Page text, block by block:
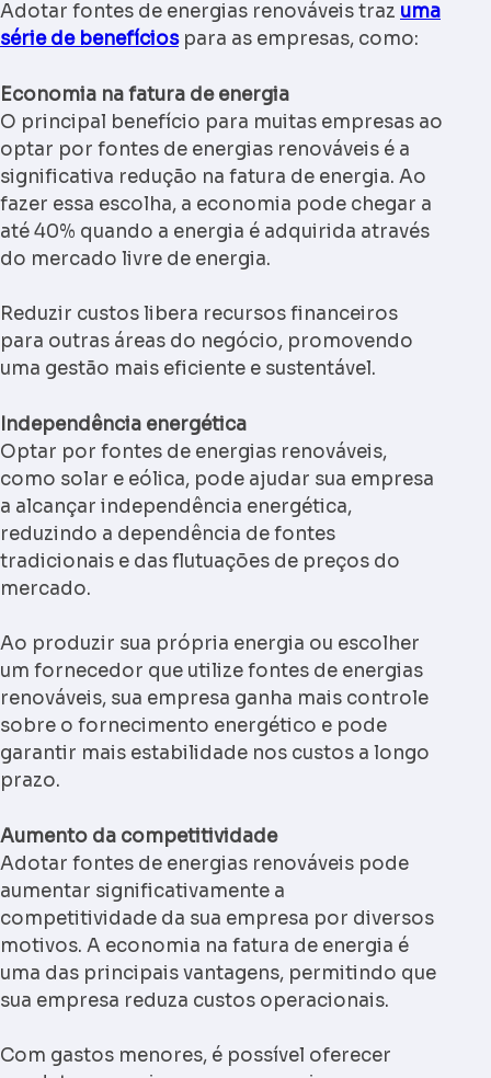
Adotar fontes de energias renováveis traz uma
série de benefíciospara as empresas, como:
Economia na fatura de energia
O principal benefício para muitas empresas ao
optar por fontes de energias renováveis é a
significativa redução na fatura de energia. Ao
fazer essa escolha, a economia pode chegar a
até 40% quando a energia é adquirida através
do mercado livre de energia.
Reduzir custos libera recursos financeiros
para outras áreas do negócio, promovendo
uma gestão mais eficiente e sustentável.
Independência energética
Optar por fontes de energias renováveis,
como solar e eólica, pode ajudar sua empresa
a alcançar independência energética,
reduzindo a dependência de fontes
tradicionais e das flutuações de preços do
mercado.
Ao produzir sua própria energia ou escolher
um fornecedor que utilize fontes de energias
renováveis, sua empresa ganha mais controle
sobre o fornecimento energético e pode
garantir mais estabilidade nos custos a longo
prazo.
Aumento da competitividade
Adotar fontes de energias renováveis pode
aumentar significativamente a
competitividade da sua empresa por diversos
motivos. A economia na fatura de energia é
uma das principais vantagens, permitindo que
sua empresa reduza custos operacionais.
Com gastos menores, é possível oferecer